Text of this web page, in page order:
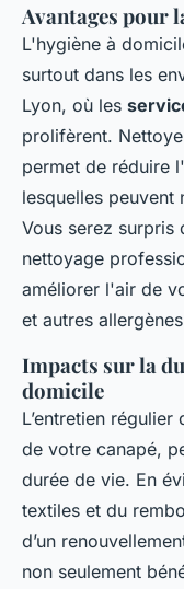
Avantages pour
L'hygiène à
surtout dans les
Lyon, où les
prolifèrent.
permet de réduire
lesquelles peuvent
Vous serez surpris
nettoyage
améliorer l'air de
et autres
Impacts sur la
domicile
L’entretien
de votre canapé,
durée de vie. En
textiles et du
d’un
non seulement